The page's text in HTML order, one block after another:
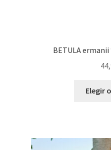
BETULA ermanii
Elegir